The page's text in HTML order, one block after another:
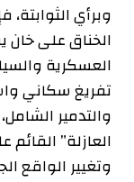
وبرأي
الخناق على
العسكرية
تفريغ سكاني
والتدمير
العازلة”
وتغيير الواقع